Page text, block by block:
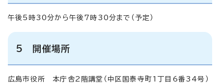
午後5時30分から午後7時30分まで（予定）
5 開催場所
広島市役所 本庁舎2階講堂（中区国泰寺町1丁目6番34号）